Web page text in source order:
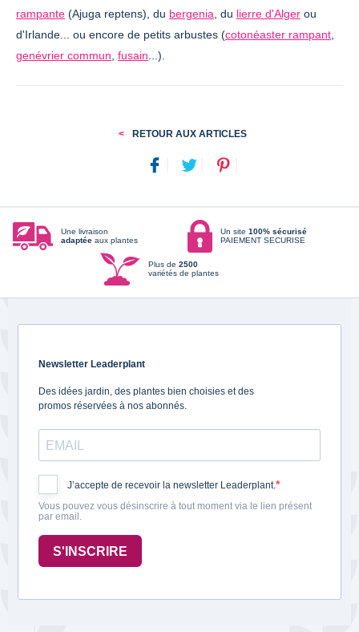
rampante (Ajuga reptens), du bergenia , du lierre d'Alger ou
d'Irlande... ou encore de petits arbustes (cotonéaster rampant
genévrier commun fusain ...).
RETOUR AUX ARTICLES
Une livraison
adaptée aux plantes
Un site 100% sécurisé
PAIEMENT SECURISE
Plus de 2500
variétés de plantes
Newsletter Leaderplant
Des idées jardin, des plantes bien choisies et des
promos réservées à nos abonnés.
J’accepte de recevoir la newsletter Leaderplant.
Vous pouvez vous désinscrire à tout moment via le lien présent
par email.
S'INSCRIRE